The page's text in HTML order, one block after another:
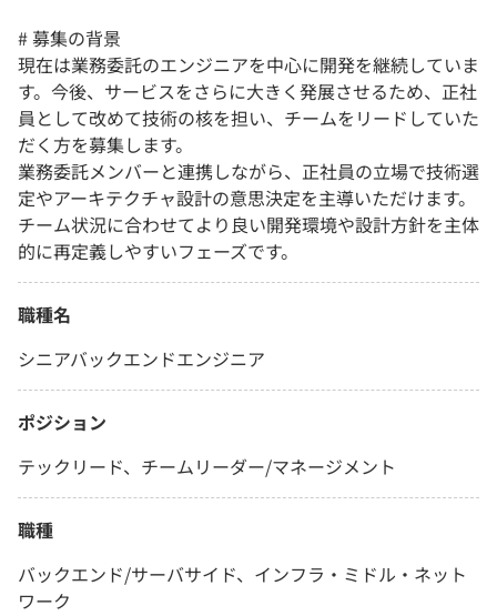
# 募集の背景
現在は業務委託のエンジニアを中心に開発を継続していま
す。今後、サービスをさらに大きく発展させるため、正社
員として改めて技術の核を担い、チームをリードしていた
だく方を募集します。
業務委託メンバーと連携しながら、正社員の立場で技術選
定やアーキテクチャ設計の意思決定を主導いただけます。
チーム状況に合わせてより良い開発環境や設計方針を主体
的に再定義しやすいフェーズです。
職種名
シニアバックエンドエンジニア
ポジション
テックリード、チームリーダー/マネージメント
職種
バックエンド/サーバサイド、インフラ・ミドル・ネット
ワーク